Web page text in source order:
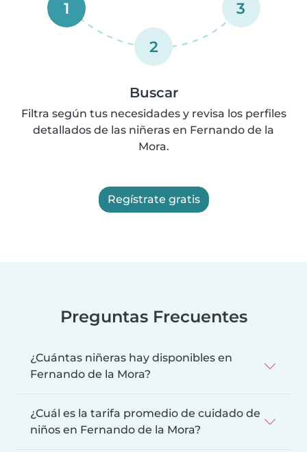
1
2
3
Buscar
Filtra según tus necesidades y revisa los perfiles
detallados de las niñeras en Fernando de la
Mora.
Regístrate gratis
Preguntas Frecuentes
¿Cuántas niñeras hay disponibles en
Fernando de la Mora?
¿Cuál es la tarifa promedio de cuidado de
niños en Fernando de la Mora?